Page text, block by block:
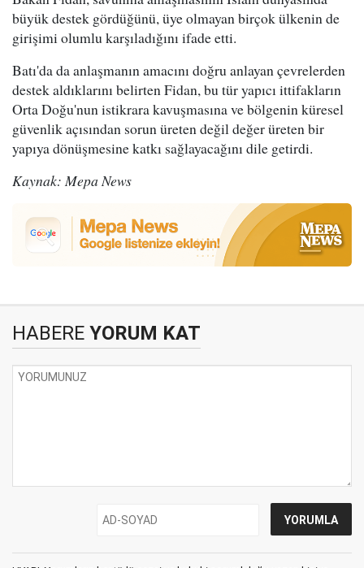
büyük destek gördüğünü, üye olmayan birçok ülkenin de
girişimi olumlu karşıladığını ifade etti.
Batı'da da anlaşmanın amacını doğru anlayan çevrelerden
destek aldıklarını belirten Fidan, bu tür yapıcı ittifakların
Orta Doğu'nun istikrara kavuşmasına ve bölgenin küresel
güvenlik açısından sorun üreten değil değer üreten bir
yapıya dönüşmesine katkı sağlayacağını dile getirdi.
Kaynak: Mepa News
HABERE YORUM KAT